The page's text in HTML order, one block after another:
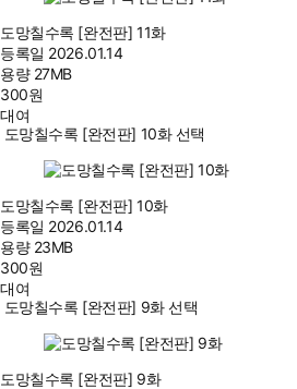
도망칠수록 [완전판] 11화
등록일 2026.01.14
용량 27MB
300원
대여
도망칠수록 [완전판] 10화 선택
도망칠수록 [완전판] 10화
등록일 2026.01.14
용량 23MB
300원
대여
도망칠수록 [완전판] 9화 선택
도망칠수록 [완전판] 9화